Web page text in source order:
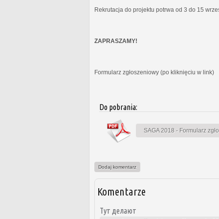
Rekrutacja do projektu potrwa od 3 do 15
ZAPRASZAMY!
Formularz zgłoszeniowy (po kliknięciu w link)
Do pobrania:
SAGA 2018 - Formularz
Dodaj komentarz
Komentarze
Тут делают